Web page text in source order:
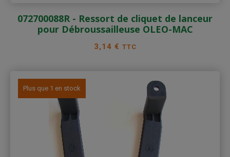
072700088R - Ressort de cliquet de lanceur
pour Débroussailleuse OLEO-MAC
Prix
3,14 € TTC
Plus que 1 en stock